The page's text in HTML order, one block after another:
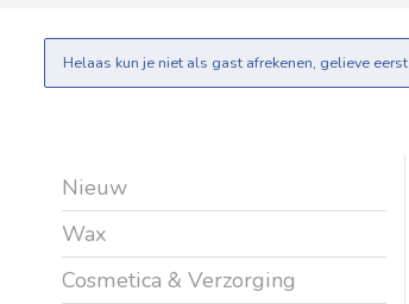
Helaas kun je niet als gast afrekenen, gelieve eerst
Nieuw
Wax
Cosmetica & Verzorging